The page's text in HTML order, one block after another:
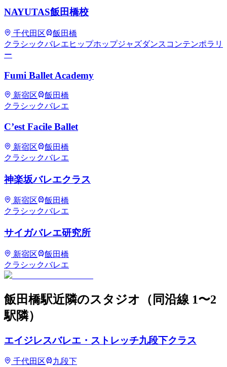
NAYUTAS飯田橋校
千代田区
飯田橋
クラシックバレエ ヒップホップジャズダンス コンテンポラリ
ー
Fumi ​Ballet Academy
新宿区
飯田橋
クラシックバレエ
C’est Facile Ballet
新宿区
飯田橋
クラシックバレエ
神楽坂バレエクラス
新宿区
飯田橋
クラシックバレエ
サイガバレエ研究所
新宿区
飯田橋
クラシックバレエ
飯田橋駅近隣のスタジオ （同沿線 1〜2
駅隣）
エイジレスバレエ・ストレッチ九段下クラス
千代田区
九段下